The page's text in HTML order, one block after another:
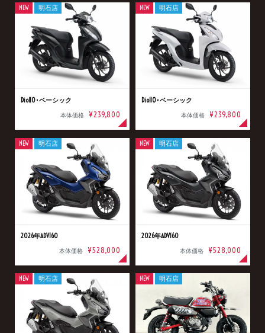
Dio110･ベーシック
本体価格 ¥239,800
NEW 明石店
Dio110･ベーシック
本体価格 ¥239,800
NEW 明石店
2026年ADV160
本体価格 ¥528,000
NEW 明石店
2026年ADV160
本体価格 ¥528,000
NEW 明石店
NEW 明石店 NEW 明石店